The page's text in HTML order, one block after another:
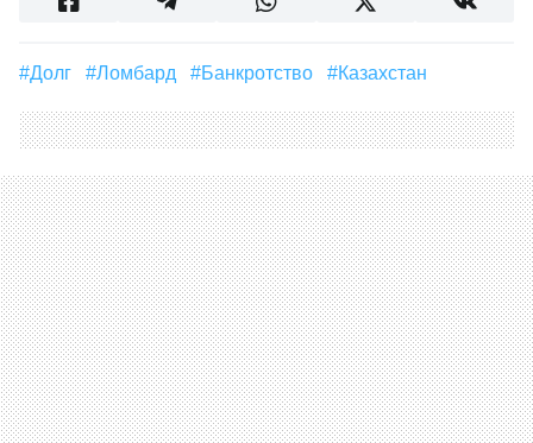
#долг #ломбард #банкротство #Казахстан